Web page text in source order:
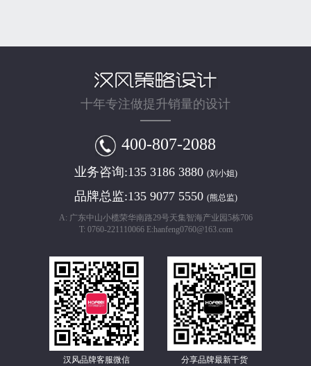
十年专注做提升销量的设计
400-807-2088
业务咨询:135 3186 3880 (刘小姐)
品牌总监:135 9077 5550 (熊总监)
A: 广东中山小榄荣华南路29号天集智海产业园5栋706
T: 0760-221110066 E:hanfeng0760@163.com
汉风品牌客服微信 分享品牌最新干货